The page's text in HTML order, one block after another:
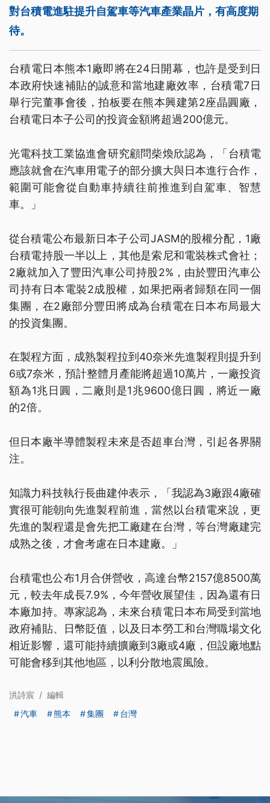
對台積電進駐提升自駕車等汽車產業晶片，有高度期
待。
台積電日本熊本1廠即將在24日開幕，也許是受到日
本政府快速補貼的誠意和當地建廠效率，台積電7日
舉行完董事會後，拍板要在熊本興建第2座晶圓廠，
台積電日本子公司的投資金額將超過200億元。
光電科技工業協進會研究顧問柴煥欣認為，「台積電
應該就會在汽車用電子的部分擴大與日本進行合作，
範圍可能會從自動車持續往前推進到自駕車、智慧
車。」
從台積電公布最新日本子公司JASM的股權分配，1廠
台積電持股一半以上，其他是索尼和電裝株式會社；
2廠就加入了豐田汽車公司持股2%，由於豐田汽車公
司持有日本電裝2成股權，如果把兩者歸類在同一個
集團，在2廠部分豐田將成為台積電在日本布局最大
的投資集團。
在製程方面，成熟製程拉到40奈米先進製程則提升到
6或7奈米，預計整體月產能將超過10萬片，一廠投資
額為1兆日圓，二廠則是1兆9600億日圓，將近一廠
的2倍。
但日本廠半導體製程未來是否超車台灣，引起各界關
注。
知識力科技執行長曲建仲表示，「我認為3廠跟4廠確
實很可能朝向先進製程前進，當然以台積電來說，更
先進的製程還是會先把工廠建在台灣，等台灣廠建完
成熟之後，才會考慮在日本建廠。」
台積電也公布1月合併營收，高達台幣2157億8500萬
元，較去年成長7.9%，今年營收展望佳，因為還有日
本廠加持。專家認為，未來台積電日本布局受到當地
政府補貼、日幣貶值，以及日本勞工和台灣職場文化
相近影響，還可能持續擴廠到3廠或4廠，但設廠地點
可能會移到其他地區，以利分散地震風險。
洪詩宸 / 編輯
汽車
熊本 集團 台灣